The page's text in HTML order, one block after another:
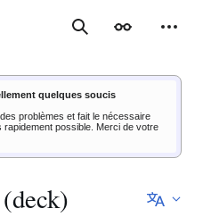
RechercherApparence
quelques soucis
problèmes et fait le nécessaire
rapidement possible. Merci de votre